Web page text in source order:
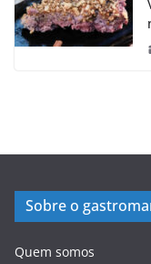
Sobre o
Quem somos